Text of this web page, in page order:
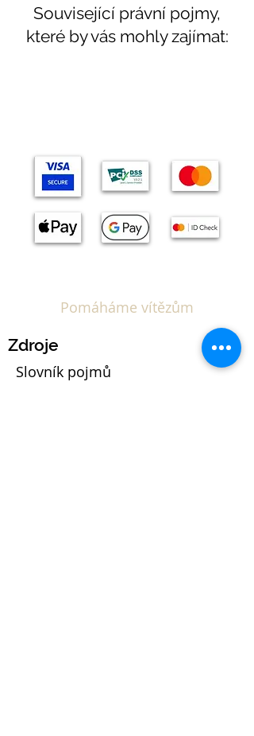
Související právní pojmy,
které by vás mohly zajímat:
Pomáháme vítězům
Zdroje
Slovník pojmů